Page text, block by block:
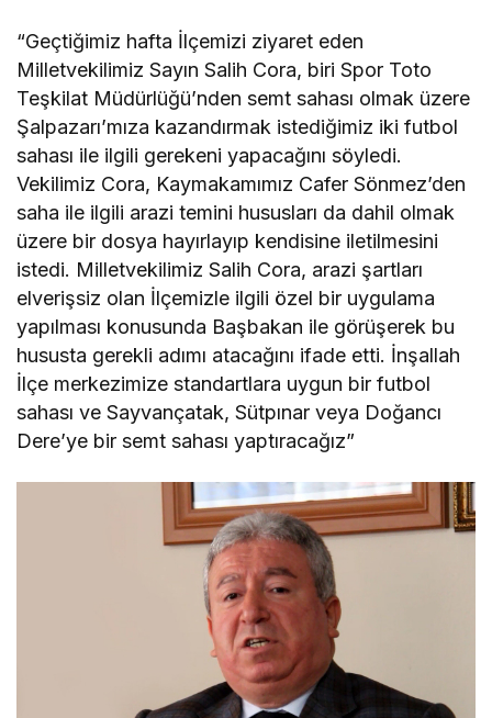
“Geçtiğimiz hafta İlçemizi ziyaret eden
Milletvekilimiz Sayın Salih Cora, biri Spor Toto
Teşkilat Müdürlüğü’nden semt sahası olmak üzere
Şalpazarı’mıza kazandırmak istediğimiz iki futbol
sahası ile ilgili gerekeni yapacağını söyledi.
Vekilimiz Cora, Kaymakamımız Cafer Sönmez’den
saha ile ilgili arazi temini hususları da dahil olmak
üzere bir dosya hayırlayıp kendisine iletilmesini
istedi. Milletvekilimiz Salih Cora, arazi şartları
elverişsiz olan İlçemizle ilgili özel bir uygulama
yapılması konusunda Başbakan ile görüşerek bu
hususta gerekli adımı atacağını ifade etti. İnşallah
İlçe merkezimize standartlara uygun bir futbol
sahası ve Sayvançatak, Sütpınar veya Doğancı
Dere’ye bir semt sahası yaptıracağız”